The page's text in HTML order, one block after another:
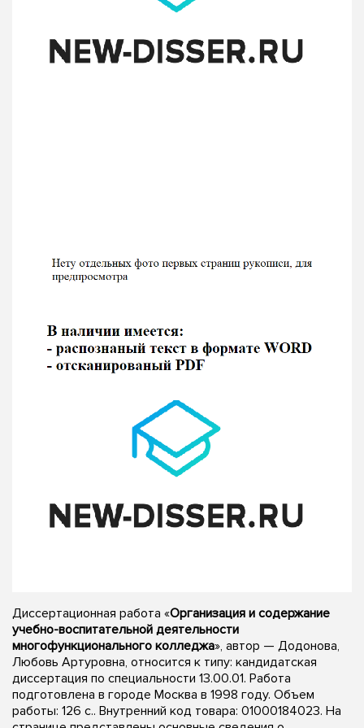
Диссертационная работа «Организация и содержание
учебно-воспитательной деятельности
многофункционального колледжа», автор — Додонова,
Любовь Артуровна, относится к типу: кандидатская
диссертация по специальности 13.00.01. Работа
подготовлена в городе Москва в 1998 году. Объем
работы: 126 с.. Внутренний код товара: 01000184023. На